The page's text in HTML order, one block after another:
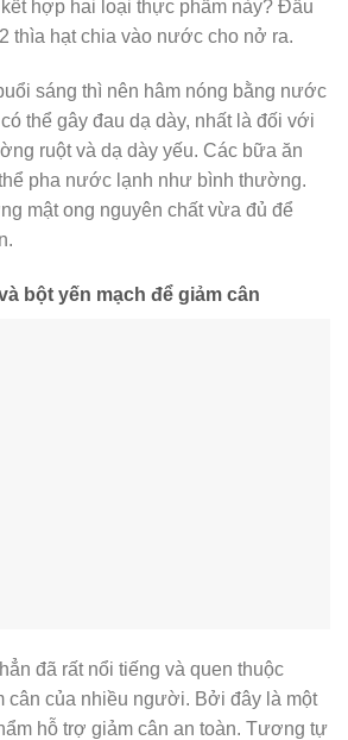
hợp hai loại thực phẩm này? Đầu
thìa hạt chia vào nước cho nở ra.
sáng thì nên hâm nóng bằng nước
thể gây đau dạ dày, nhất là đối với
ruột và dạ dày yếu. Các bữa ăn
pha nước lạnh như bình thường.
mật ong nguyên chất vừa đủ để
bột yến mạch để giảm cân
đã rất nổi tiếng và quen thuộc
cân của nhiều người. Bởi đây là một
hỗ trợ giảm cân an toàn. Tương tự